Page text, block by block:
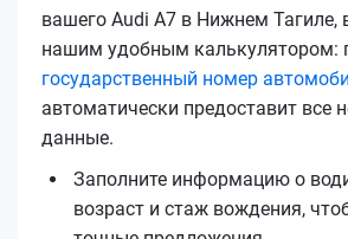
вашего Audi A7 в Нижнем Тагиле,
нашим удобным калькулятором:
государственный номер
автоматически предоставит все
данные.
Заполните информацию о
возраст и стаж вождения,